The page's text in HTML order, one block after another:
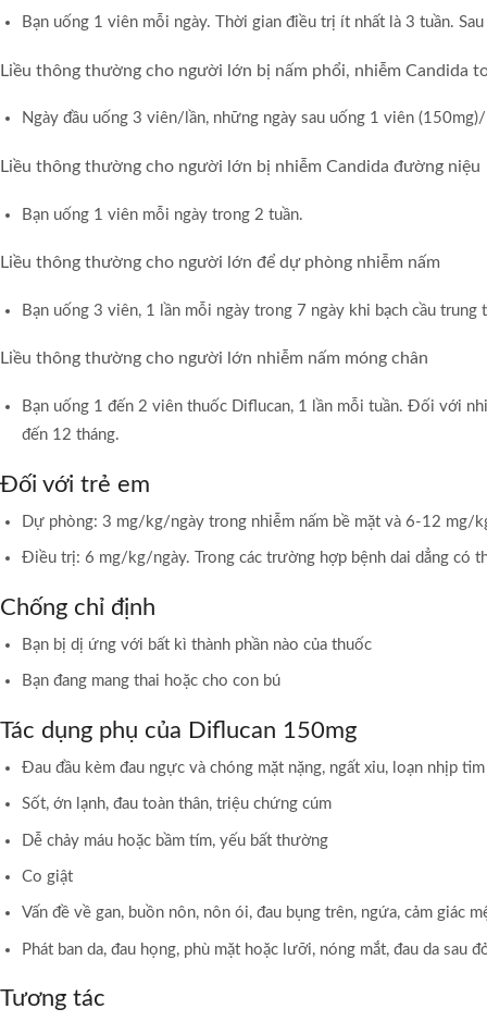
Bạn uống 1 viên mỗi ngày. Thời gian điều trị ít nhất là 3 tuần.
Liều thông thường cho người lớn bị nấm phổi, nhiễm Candida
Ngày đầu uống 3 viên/lần, những ngày sau uống 1 viên
Liều thông thường cho người lớn bị nhiễm Candida đường niệu
Bạn uống 1 viên mỗi ngày trong 2 tuần.
Liều thông thường cho người lớn để dự phòng nhiễm nấm
Bạn uống 3 viên, 1 lần mỗi ngày trong 7 ngày khi bạch cầu
Liều thông thường cho người lớn nhiễm nấm móng chân
Bạn uống 1 đến 2 viên thuốc Diflucan, 1 lần mỗi tuần. Đối với
đến 12 tháng.
Đối với trẻ em
Dự phòng: 3 mg/kg/ngày trong nhiễm nấm bề mặt và 6-12 mg/
Điều trị: 6 mg/kg/ngày. Trong các trường hợp bệnh dai dẳng có
Chống chỉ định
Bạn bị dị ứng với bất kì thành phần nào của thuốc
Bạn đang mang thai hoặc cho con bú
Tác dụng phụ của Diflucan 150mg
Đau đầu kèm đau ngực và chóng mặt nặng, ngất xỉu, loạn nhịp tim
Sốt, ớn lạnh, đau toàn thân, triệu chứng cúm
Dễ chảy máu hoặc bầm tím, yếu bất thường
Co giật
Vấn đề về gan, buồn nôn, nôn ói, đau bụng trên, ngứa, cảm giác
Phát ban da, đau họng, phù mặt hoặc lưỡi, nóng mắt, đau da
Tương tác